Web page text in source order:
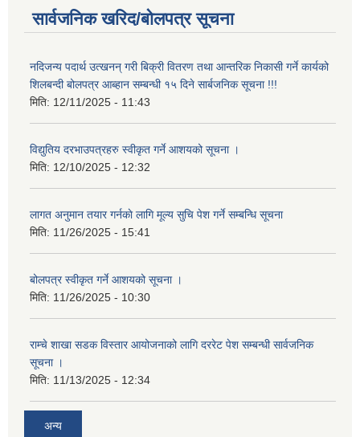
सार्वजनिक खरिद/बोलपत्र सूचना
नदिजन्य पदार्थ उत्खनन् गरी बिक्री वितरण तथा आन्तरिक निकासी गर्ने कार्यको
शिलबन्दी बोलपत्र आब्हान सम्बन्धी १५ दिने सार्बजनिक सूचना !!!
मिति: 12/11/2025 - 11:43
विद्युतिय दरभाउपत्रहरु स्वीकृत गर्ने आशयको सूचना ।
मिति: 12/10/2025 - 12:32
लागत अनुमान तयार गर्नकाे लागि मूल्य सुचि पेश गर्ने सम्बन्धि सूचना
मिति: 11/26/2025 - 15:41
बोलपत्र स्वीकृत गर्ने आशयको सूचना ।
मिति: 11/26/2025 - 10:30
राम्चे शाखा सडक विस्तार आयोजनाको लागि दररेट पेश सम्बन्धी सार्वजनिक
सूचना ।
मिति: 11/13/2025 - 12:34
अन्य